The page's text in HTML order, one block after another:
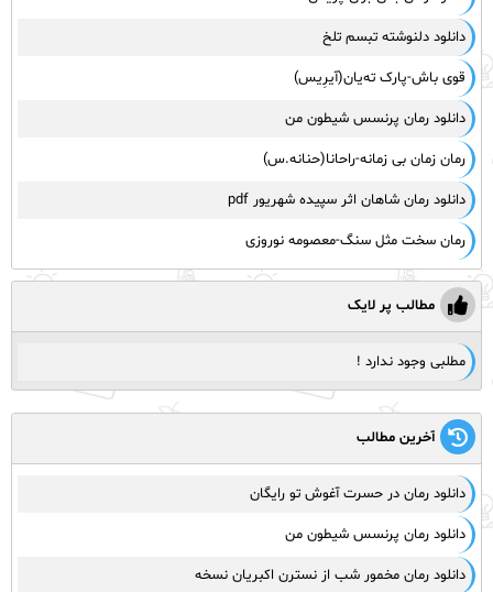
دانلود دلنوشته تبسم تلخ
قوی باش-پارک ته‌یان(آیرِیس)
دانلود رمان پرنسس شیطون من
رمان زمان بی زمانه-راحانا(حنانه.س)
دانلود رمان شاهان اثر سپیده شهریور pdf
رمان سخت مثل سنگ-معصومه نوروزی
مطالب پر لایک
مطلبی وجود ندارد !
آخرین مطالب
دانلود رمان در حسرت آغوش تو رایگان
دانلود رمان پرنسس شیطون من
دانلود رمان مخمور شب از نسترن اکبریان نسخه